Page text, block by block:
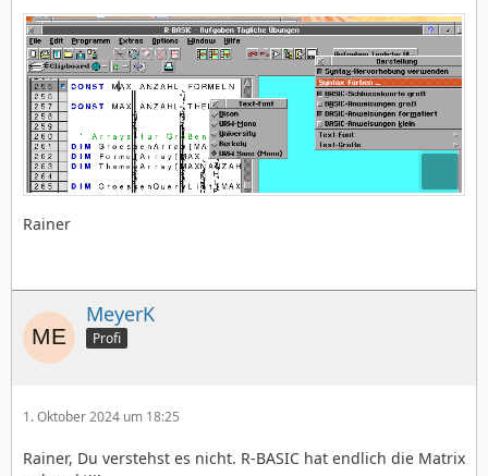
Rainer
MeyerK
Profi
1. Oktober 2024 um 18:25
Rainer, Du verstehst es nicht. R-BASIC hat endlich die Matrix